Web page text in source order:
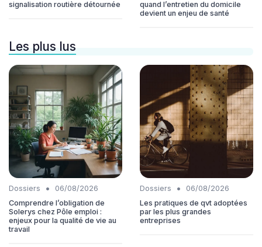
signalisation routière détournée
quand l’entretien du domicile
devient un enjeu de santé
Les plus lus
Dossiers •
06/08/2026
Comprendre l’obligation de
Solerys chez Pôle emploi :
enjeux pour la qualité de vie au
travail
Dossiers •
06/08/2026
Les pratiques de qvt adoptées
par les plus grandes
entreprises